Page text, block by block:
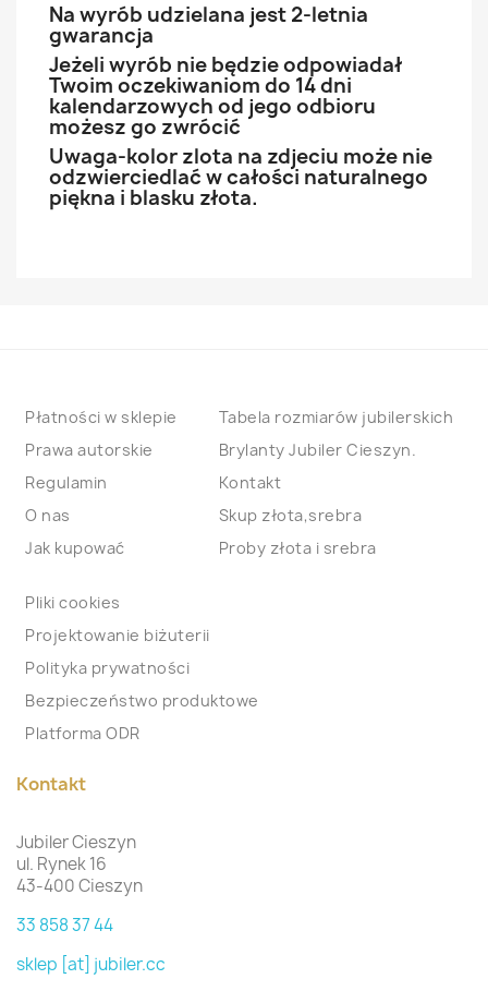
Na wyrób udzielana jest 2-letnia
gwarancja
Jeżeli wyrób nie będzie odpowiadał
Twoim oczekiwaniom do 14 dni
kalendarzowych od jego odbioru
możesz go zwrócić
Uwaga-kolor zlota na zdjeciu może nie
odzwierciedlać w całości naturalnego
piękna i blasku złota.
Płatności w sklepie
Prawa autorskie
Regulamin
O nas
Jak kupować
Tabela rozmiarów jubilerskich
Brylanty Jubiler Cieszyn.
Kontakt
Skup złota,srebra
Proby złota i srebra
Pliki cookies
Projektowanie biżuterii
Polityka prywatności
Bezpieczeństwo produktowe
Platforma ODR
Kontakt
Jubiler Cieszyn
ul. Rynek 16
43-400 Cieszyn
33 858 37 44
sklep [at] jubiler.cc